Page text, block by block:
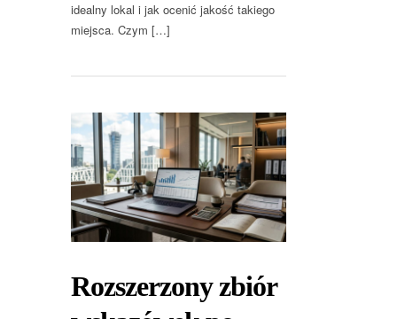
idealny lokal i jak ocenić jakość takiego
miejsca. Czym […]
Rozszerzony zbiór